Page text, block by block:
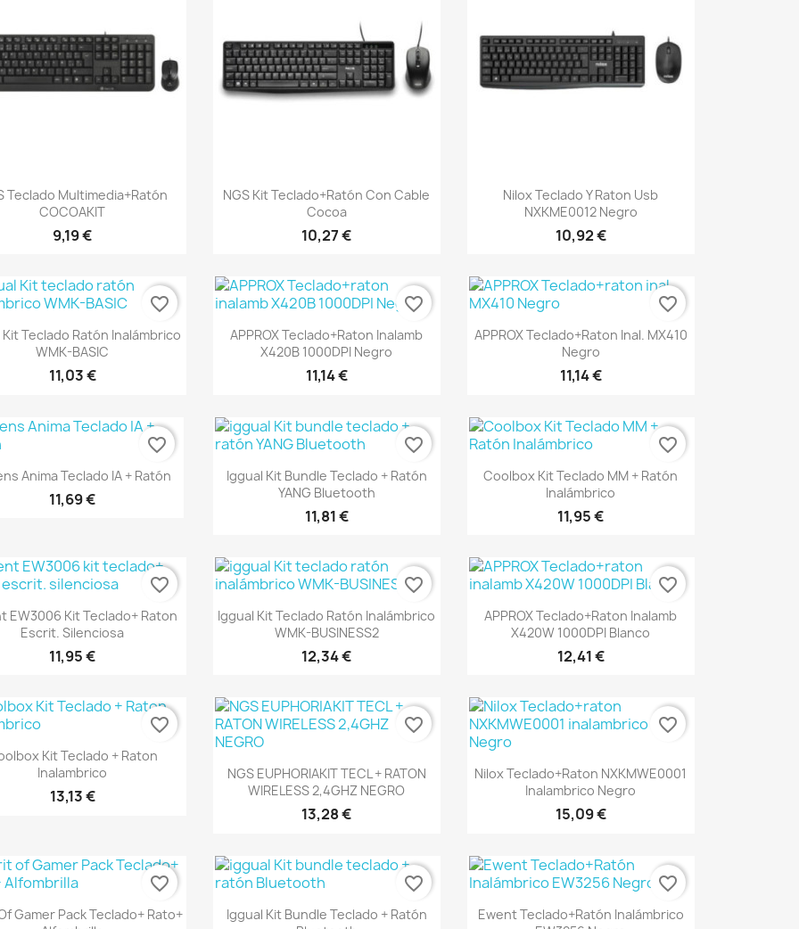
Vista rápida
Teclado Multimedia+Ratón
COCOAKIT
9,19 €
Vista rápida
NGS Kit Teclado+Ratón Con Cable
Cocoa
10,27 €
Vista rápida
Nilox Teclado Y Raton Usb
NXKME0012 Negro
10,92 €
Vista rápida
Teclado Ratón Inalámbrico
WMK-BASIC
11,03 €
favorite_border
Vista rápida
APPROX Teclado+raton Inalamb
X420B 1000DPI Negro
11,14 €
favorite_border
Vista rápida
APPROX Teclado+raton Inal. MX410
Negro
11,14 €
favorite_border
Vista rápida
Anima Teclado IA + Ratón
11,69 €
favorite_border
Vista rápida
Iggual Kit Bundle Teclado + Ratón
YANG Bluetooth
11,81 €
favorite_border
Vista rápida
Coolbox Kit Teclado MM + Ratón
Inalámbrico
11,95 €
favorite_border
Vista rápida
EW3006 Kit Teclado+ Raton
Escrit. Silenciosa
11,95 €
favorite_border
Vista rápida
Iggual Kit Teclado Ratón Inalámbrico
WMK-BUSINESS2
12,34 €
favorite_border
Vista rápida
APPROX Teclado+raton Inalamb
X420W 1000DPI Blanco
12,41 €
favorite_border
 Vista rápida
Kit Teclado + Raton
Inalambrico
13,13 €
favorite_border
Vista rápida
NGS EUPHORIAKIT TECL + RATON
WIRELESS 2,4GHZ NEGRO
13,28 €
favorite_border
Vista rápida
Nilox Teclado+raton NXKMWE0001
Inalambrico Negro
15,09 €
favorite_border
Vista rápida
Gamer Pack Teclado+ Rato+
favorite_border
Vista rápida
Iggual Kit Bundle Teclado + Ratón
favorite_border
Vista rápida
Ewent Teclado+Ratón Inalámbrico
favorite_border